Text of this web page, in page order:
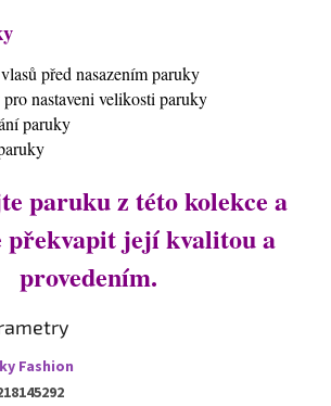
před nasazením paruky
nastaveni velikosti paruky
paruky
paruku z této kolekce a
překvapit její kvalitou a
provedením.
Fashion